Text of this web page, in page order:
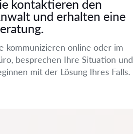
kontaktieren den
und erhalten eine
kommunizieren online oder im
besprechen Ihre Situation und
mit der Lösung Ihres Falls.